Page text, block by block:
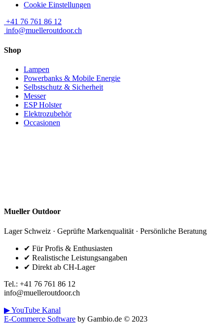
Cookie Einstellungen
+41 76 761 86 12
info@muelleroutdoor.ch
Shop
Lampen
Powerbanks & Mobile Energie
Selbstschutz & Sicherheit
Messer
ESP Holster
Elektrozubehör
Occasionen
Mueller Outdoor
Lager Schweiz · Geprüfte Markenqualität · Persönliche Beratung
✔ Für Profis & Enthusiasten
✔ Realistische Leistungsangaben
✔ Direkt ab CH-Lager
Tel.: +41 76 761 86 12
info@muelleroutdoor.ch
▶ YouTube Kanal
E-Commerce Software by Gambio.de © 2023